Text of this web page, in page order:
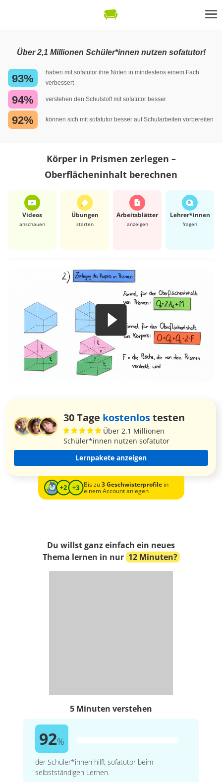
Über 2,1 Millionen Schüler*innen nutzen sofatutor!
93%
haben mit sofatutor ihre Noten in mindestens einem Fach
verbessert
94% verstehen den Schulstoff mit sofatutor besser
92% können sich mit sofatutor besser auf Schularbeiten vorbereiten
Körper in Prismen zerlegen –
Oberflächeninhalt berechnen
Videos
anschauen
Übungen
starten
Arbeits­blätter
anzeigen
Lehrer*​innen
fragen
30 Tage kostenlostesten
Über 2,1 Millionen
Schüler*innen nutzen sofatutor
Lernpakete anzeigen
Bis zu3 Geschwisterprofilein
einem Account anlegen
Du willst ganz einfach ein neues
Thema lernen in nur 12 Minuten?
5 Minuten verstehen
92%
der Schüler*innen hilft sofatutor beim
selbstständigen Lernen.